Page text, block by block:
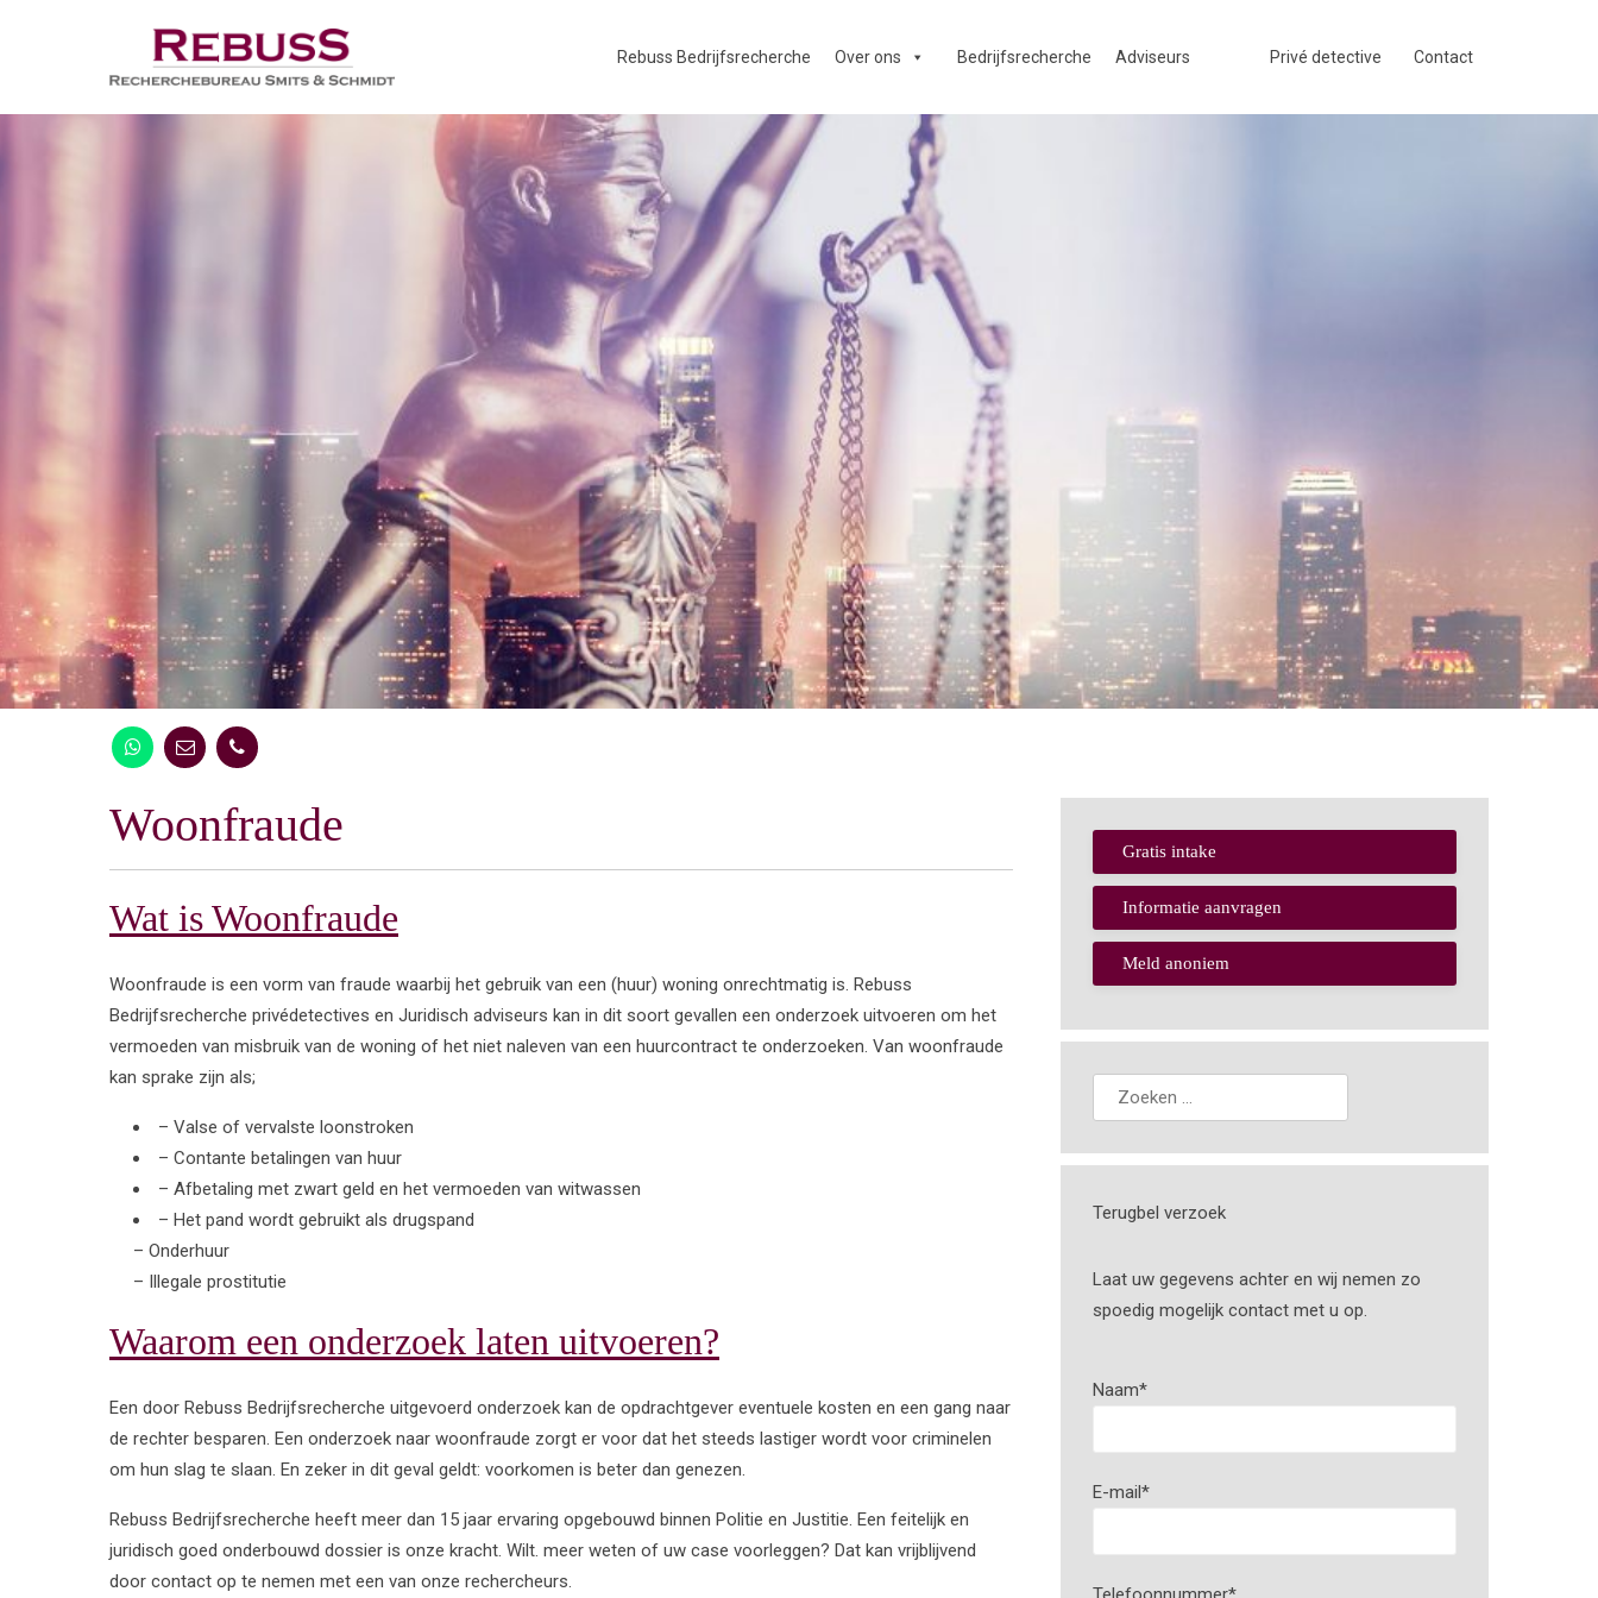
Rebuss Bedrijfsrecherche Over ons Bedrijfsrecherche Adviseurs Privé detective Contact
Woonfraude
Wat is Woonfraude
Woonfraude is een vorm van fraude waarbij het gebruik van een (huur) woning onrechtmatig is. Rebuss
Bedrijfsrecherche privédetectives en Juridisch adviseurs kan in dit soort gevallen een onderzoek uitvoeren om het
vermoeden van misbruik van de woning of het niet naleven van een huurcontract te onderzoeken. Van woonfraude
kan sprake zijn als;
– Valse of vervalste loonstroken
– Contante betalingen van huur
– Afbetaling met zwart geld en het vermoeden van witwassen
– Het pand wordt gebruikt als drugspand
– Onderhuur
– Illegale prostitutie
Waarom een onderzoek laten uitvoeren?
Een door Rebuss Bedrijfsrecherche uitgevoerd onderzoek kan de opdrachtgever eventuele kosten en een gang naar
de rechter besparen. Een onderzoek naar woonfraude zorgt er voor dat het steeds lastiger wordt voor criminelen
om hun slag te slaan. En zeker in dit geval geldt: voorkomen is beter dan genezen.
Rebuss Bedrijfsrecherche heeft meer dan 15 jaar ervaring opgebouwd binnen Politie en Justitie. Een feitelijk en
juridisch goed onderbouwd dossier is onze kracht. Wilt. meer weten of uw case voorleggen? Dat kan vrijblijvend
door contact op te nemen met een van onze rechercheurs.
Gratis intake
Informatie aanvragen
Meld anoniem
Terugbel verzoek
Laat uw gegevens achter en wij nemen zo
spoedig mogelijk contact met u op.
Naam*
E-mail*